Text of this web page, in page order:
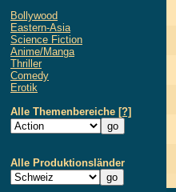
Bollywood
Eastern-Asia
Science Fiction
Anime/Manga
Thriller
Comedy
Erotik
Alle Themenbereiche [?]
Alle Produktionsländer